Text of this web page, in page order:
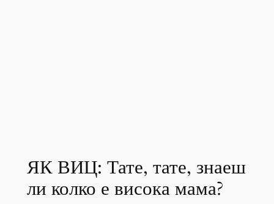
ЯК ВИЦ: Тате, тате, знаеш
ли колко е висока мама?